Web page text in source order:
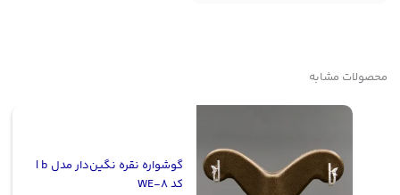
محصولات مشابه
گوشواره نقره نگین‌دار مدل b |
کد WE-8